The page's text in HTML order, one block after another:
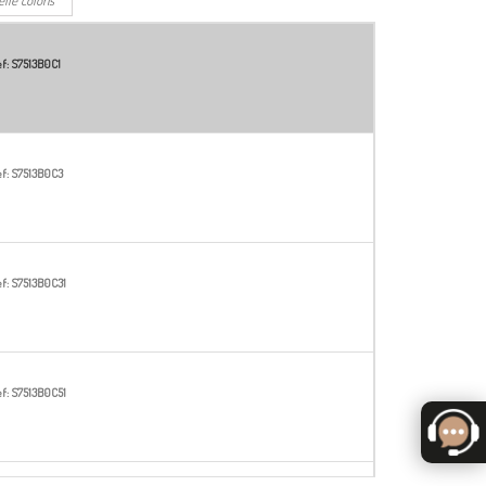
S7513B0C1
S7513B0C3
S7513B0C31
S7513B0C51